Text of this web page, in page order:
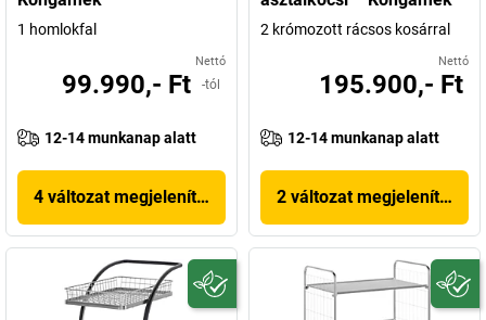
1 homlokfal
Nettó
99.990,- Ft -tól
12-14 munkanap alatt
4 változat megjelenítése
2 krómozott rácsos kosárral
Nettó
195.900,- Ft
12-14 munkanap alatt
2 változat megjelenítése